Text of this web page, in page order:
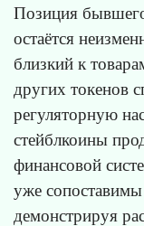
Позиция
остаётся
близкий к
других токенов
регуляторную
стейблкоины
финансовой
уже сопоставимы
демонстрируя